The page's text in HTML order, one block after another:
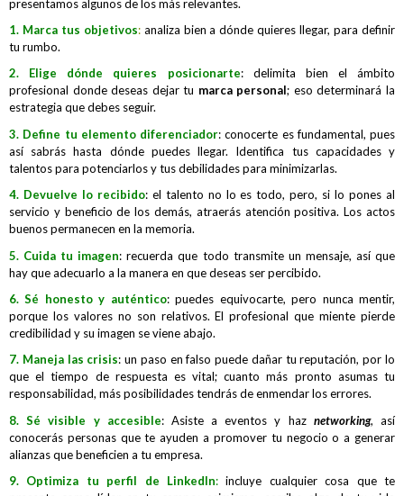
presentamos algunos de los más relevantes.
1. Marca tus objetivos:analiza bien a dónde quieres llegar, para definir
tu rumbo.
2. Elige dónde quieres posicionarte: delimita bien el ámbito
profesional donde deseas dejar tu marca personal; eso determinará la
estrategia que debes seguir.
3. Define tu elemento diferenciador: conocerte es fundamental, pues
así sabrás hasta dónde puedes llegar. Identifica tus capacidades y
talentos para potenciarlos y tus debilidades para minimizarlas.
4. Devuelve lo recibido: el talento no lo es todo, pero, si lo pones al
servicio y beneficio de los demás, atraerás atención positiva. Los actos
buenos permanecen en la memoria.
5. Cuida tu imagen: recuerda que todo transmite un mensaje, así que
hay que adecuarlo a la manera en que deseas ser percibido.
6. Sé honesto y auténtico: puedes equivocarte, pero nunca mentir,
porque los valores no son relativos. El profesional que miente pierde
credibilidad y su imagen se viene abajo.
7. Maneja las crisis: un paso en falso puede dañar tu reputación, por lo
que el tiempo de respuesta es vital; cuanto más pronto asumas tu
responsabilidad, más posibilidades tendrás de enmendar los errores.
8. Sé visible y accesible: Asiste a eventos y haz networking, así
conocerás personas que te ayuden a promover tu negocio o a generar
alianzas que beneficien a tu empresa.
9. Optimiza tu perfil de LinkedIn: incluye cualquier cosa que te